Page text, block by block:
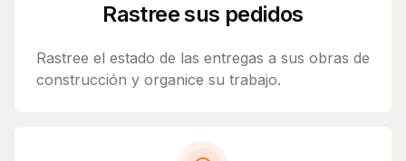
Rastree sus pedidos
Rastree el estado de las entregas a sus obras de
construcción y organice su trabajo.